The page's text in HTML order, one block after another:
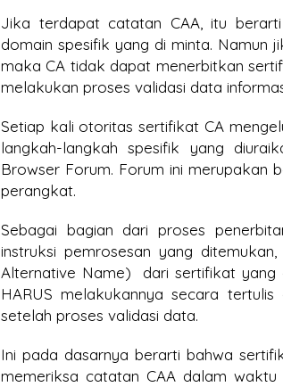
Jika terdapat catatan CAA, itu
domain spesifik yang di minta. Namun
maka CA tidak dapat menerbitkan
melakukan proses validasi data
Setiap kali otoritas sertifikat CA
langkah-langkah spesifik yang
Browser Forum. Forum ini merupakan
perangkat.
Sebagai bagian dari proses
instruksi pemrosesan yang
Alternative Name) dari sertifikat yang
HARUS melakukannya secara
setelah proses validasi data.
Ini pada dasarnya berarti bahwa
memeriksa catatan CAA dalam